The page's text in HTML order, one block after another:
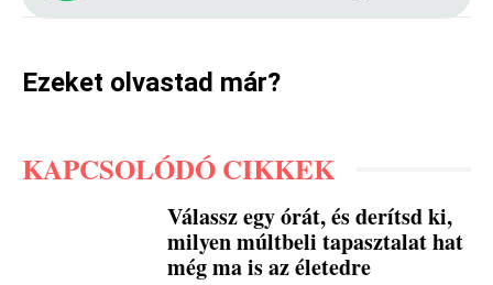
Ezeket olvastad már?
KAPCSOLÓDÓ CIKKEK
Válassz egy órát, és derítsd ki,
milyen múltbeli tapasztalat hat
még ma is az életedre